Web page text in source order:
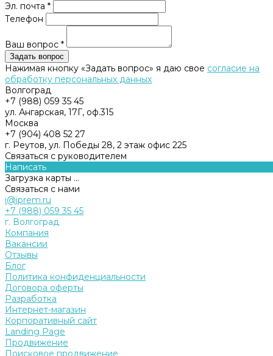
Эл. почта *
Телефон
Ваш вопрос *
Нажимая кнопку «Задать вопрос» я даю свое согласие на
обработку персональных данных
Волгоград
+7 (988) 059 35 45
ул. Ангарская, 17Г, оф.315
Москва
+7 (904) 408 52 27
г. Реутов, ул. Победы 28, 2 этаж офис 225
Связаться с руководителем
Написать
Загрузка карты ...
Связаться с нами
i@iprem.ru
+7 (988) 059 35 45
г. Волгоград
Компания
Вакансии
Отзывы
Блог
Политика конфиденциальности
Договора оферты
Разработка
Интернет-магазин
Корпоративный сайт
Landing Page
Продвижение
Поисковое продвижение